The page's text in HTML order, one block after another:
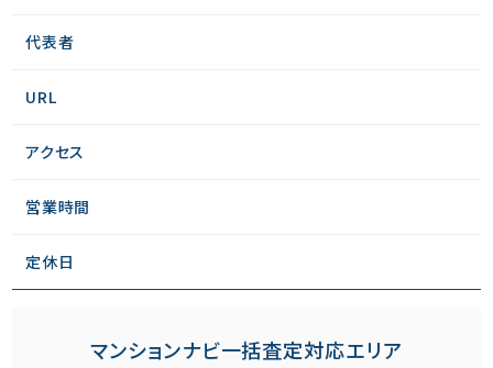
代表者
URL
アクセス
営業時間
定休日
マンションナビ一括査定対応エリア